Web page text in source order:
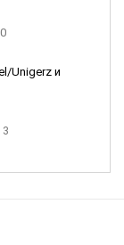
Unigerz и
3